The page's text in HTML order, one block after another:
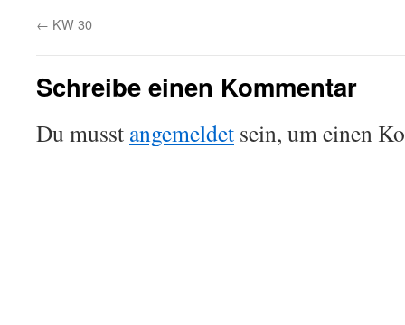
← KW 30
Schreibe einen Kommentar
Du musst angemeldet sein, um einen